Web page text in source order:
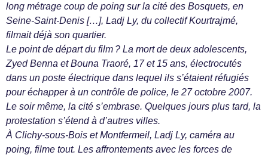
long métrage coup de poing sur la cité des Bosquets, en
Seine-Saint-Denis […], Ladj Ly, du collectif Kourtrajmé,
filmait déjà son quartier.
Le point de départ du film ? La mort de deux adolescents,
Zyed Benna et Bouna Traoré, 17 et 15 ans, électrocutés
dans un poste électrique dans lequel ils s’étaient réfugiés
pour échapper à un contrôle de police, le 27 octobre 2007.
Le soir même, la cité s’embrase. Quelques jours plus tard, la
protestation s’étend à d’autres villes.
À Clichy-sous-Bois et Montfermeil, Ladj Ly, caméra au
poing, filme tout. Les affrontements avec les forces de